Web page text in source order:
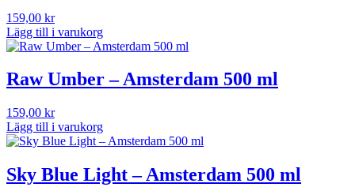
159,00 kr
Lägg till i varukorg
Raw Umber – Amsterdam 500 ml
159,00 kr
Lägg till i varukorg
Sky Blue Light – Amsterdam 500 ml